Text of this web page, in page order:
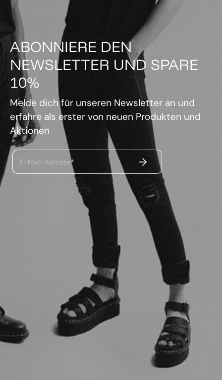
ABONNIERE DEN
NEWSLETTER UND SPARE
10%
Melde dich für unseren Newsletter an und
erfahre als erster von neuen Produkten und
Aktionen
E-Mail-Adresse* ABSENDEN